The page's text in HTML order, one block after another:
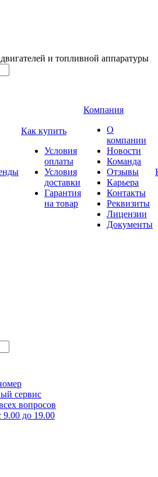
и топливной аппаратуры
Как купить
Условия
оплаты
Условия
доставки
Гарантия
на товар
Компания
О
компании
Новости
Команда
Отзывы
Карьера
Контакты
Реквизиты
Лицензии
Документы
сервис
вопросов
до 19.00